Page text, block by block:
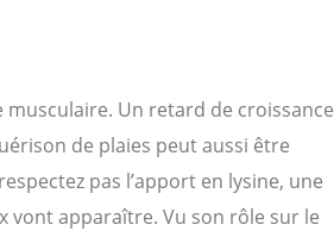
Un retard de croissance
de plaies peut aussi être
pas l’apport en lysine, une
vont apparaître. Vu son rôle sur le